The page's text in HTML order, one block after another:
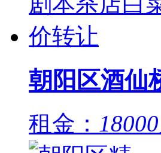
朝阳区酒仙
租金：